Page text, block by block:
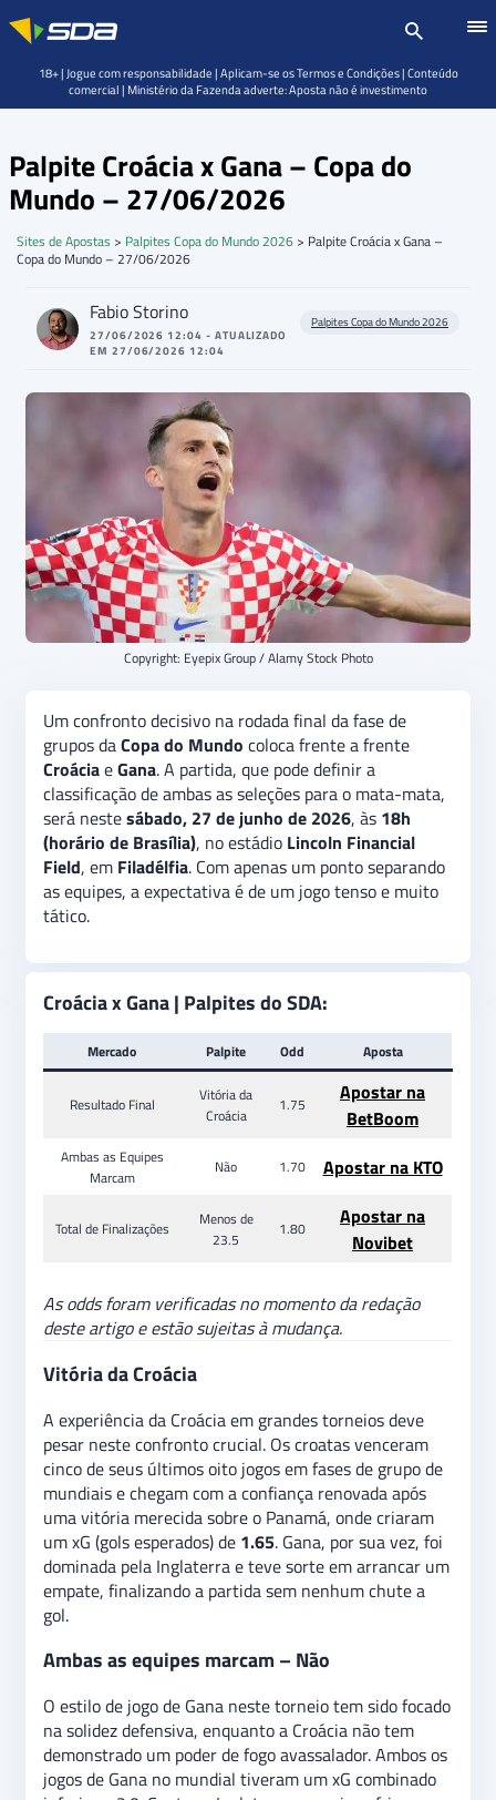
Palpite Croácia x Gana – Copa do
Mundo – 27/06/2026
Sites de Apostas > Palpites Copa do Mundo 2026 > Palpite Croácia x Gana –
Copa do Mundo – 27/06/2026
Fabio Storino
27/06/2026 12:04 - ATUALIZADO
EM 27/06/2026 12:04
Palpites Copa do Mundo 2026
Copyright: Eyepix Group / Alamy Stock Photo
Um confronto decisivo na rodada final da fase de
grupos daCopa do Mundo coloca frente a frente
CroáciaeGana. A partida, que pode definir a
classificação de ambas as seleções para o mata-mata,
será nestesábado, 27 de junho de 2026, às 18h
(horário de Brasília), no estádio Lincoln Financial
Field, em Filadélfia. Com apenas um ponto separando
as equipes, a expectativa é de um jogo tenso e muito
tático.
Croácia x Gana | Palpites do SDA:
Mercado Palpite Odd Aposta
Resultado Final
Vitória da
Croácia
1.75
Apostar na
BetBoom
Ambas as Equipes
Marcam
Não 1.70 Apostar na KTO
Total de Finalizações
Menos de
23.5
1.80
Apostar na
Novibet
As odds foram verificadas no momento da redação
deste artigo e estão sujeitas à mudança.
Vitória da Croácia
A experiência da Croácia em grandes torneios deve
pesar neste confronto crucial. Os croatas venceram
cinco de seus últimos oito jogos em fases de grupo de
mundiais e chegam com a confiança renovada após
uma vitória merecida sobre o Panamá, onde criaram
um xG (gols esperados) de 1.65. Gana, por sua vez, foi
dominada pela Inglaterra e teve sorte em arrancar um
empate, finalizando a partida sem nenhum chute a
gol.
Ambas as equipes marcam – Não
O estilo de jogo de Gana neste torneio tem sido focado
na solidez defensiva, enquanto a Croácia não tem
demonstrado um poder de fogo avassalador. Ambos os
jogos de Gana no mundial tiveram um xG combinado
18+ | Jogue com responsabilidade | Aplicam-se os Termos e Condições | Conteúdo
comercial | Ministério da Fazenda adverte: Aposta não é investimento